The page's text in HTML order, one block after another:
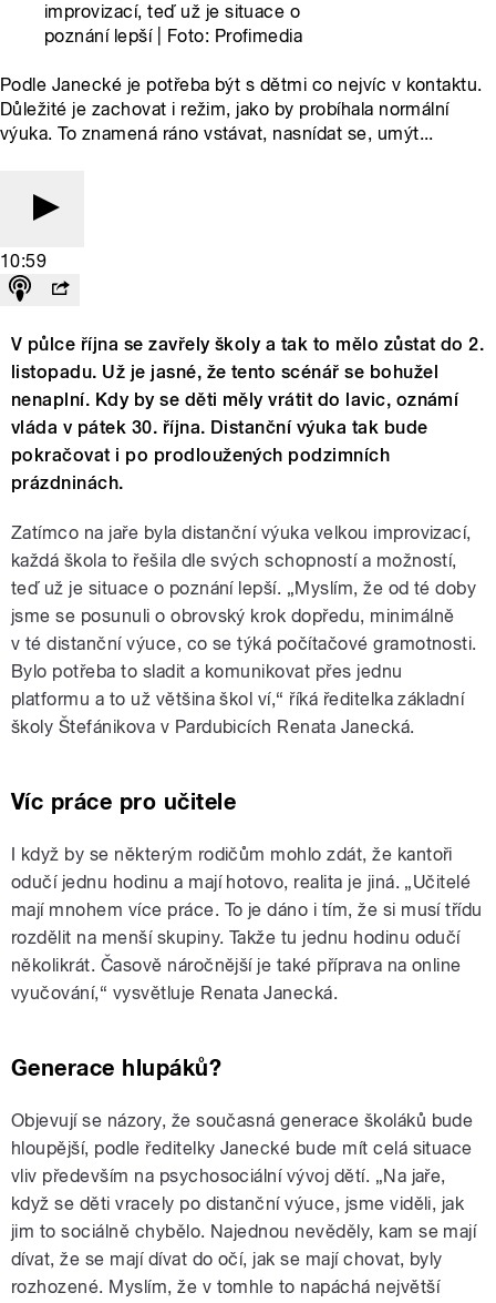
improvizací, teď už je situace o
poznání lepší | Foto: Profimedia
Podle Janecké je potřeba být s dětmi co nejvíc v kontaktu.
Důležité je zachovat i režim, jako by probíhala normální
výuka. To znamená ráno vstávat, nasnídat se, umýt...
10:59
V půlce října se zavřely školy a tak to mělo zůstat do 2.
listopadu. Už je jasné, že tento scénář se bohužel
nenaplní. Kdy by se děti měly vrátit do lavic, oznámí
vláda v pátek 30. října. Distanční výuka tak bude
pokračovat i po prodloužených podzimních
prázdninách.
Zatímco na jaře byla distanční výuka velkou improvizací,
každá škola to řešila dle svých schopností a možností,
teď už je situace o poznání lepší. „Myslím, že od té doby
jsme se posunuli o obrovský krok dopředu, minimálně
v té distanční výuce, co se týká počítačové gramotnosti.
Bylo potřeba to sladit a komunikovat přes jednu
platformu a to už většina škol ví,“ říká ředitelka základní
školy Štefánikova v Pardubicích Renata Janecká.
Víc práce pro učitele
I když by se některým rodičům mohlo zdát, že kantoři
odučí jednu hodinu a mají hotovo, realita je jiná. „Učitelé
mají mnohem více práce. To je dáno i tím, že si musí třídu
rozdělit na menší skupiny. Takže tu jednu hodinu odučí
několikrát. Časově náročnější je také příprava na online
vyučování,“ vysvětluje Renata Janecká.
Generace hlupáků?
Objevují se názory, že současná generace školáků bude
hloupější, podle ředitelky Janecké bude mít celá situace
vliv především na psychosociální vývoj dětí. „Na jaře,
když se děti vracely po distanční výuce, jsme viděli, jak
jim to sociálně chybělo. Najednou nevěděly, kam se mají
dívat, že se mají dívat do očí, jak se mají chovat, byly
rozhozené. Myslím, že v tomhle to napáchá největší